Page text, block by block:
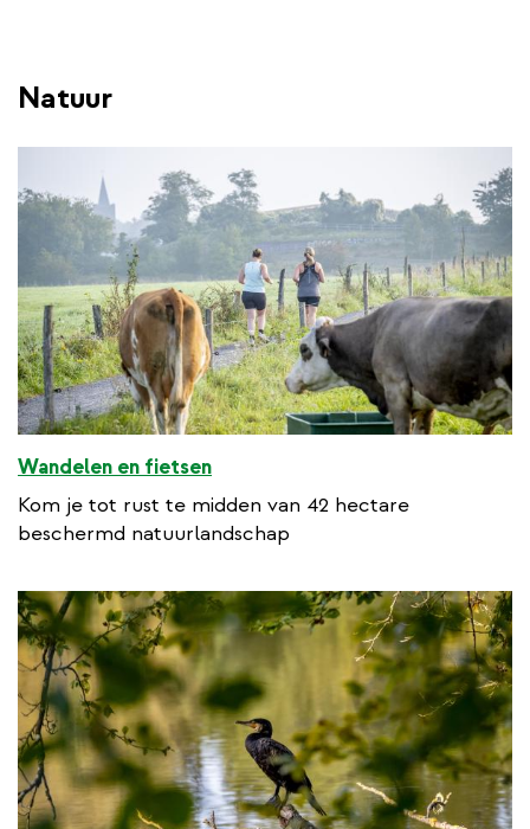
Natuur
Wandelen en fietsen
Kom je tot rust te midden van 42 hectare
beschermd natuurlandschap